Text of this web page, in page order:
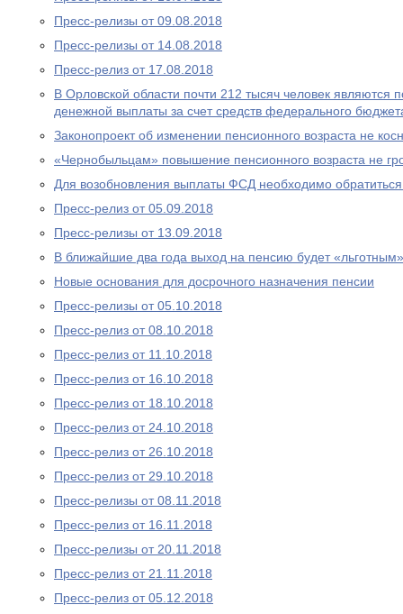
Пресс-релизы от 09.08.2018
Пресс-релизы от 14.08.2018
Пресс-релиз от 17.08.2018
В Орловской области почти 212 тысяч человек являются
денежной выплаты за счет средств федерального
Законопроект об изменении пенсионного возраста не
«Чернобыльцам» повышение пенсионного возраста не
Для возобновления выплаты ФСД необходимо
Пресс-релиз от 05.09.2018
Пресс-релизы от 13.09.2018
В ближайшие два года выход на пенсию будет «льготным»
Новые основания для досрочного назначения пенсии
Пресс-релизы от 05.10.2018
Пресс-релиз от 08.10.2018
Пресс-релиз от 11.10.2018
Пресс-релиз от 16.10.2018
Пресс-релиз от 18.10.2018
Пресс-релиз от 24.10.2018
Пресс-релиз от 26.10.2018
Пресс-релиз от 29.10.2018
Пресс-релизы от 08.11.2018
Пресс-релиз от 16.11.2018
Пресс-релизы от 20.11.2018
Пресс-релиз от 21.11.2018
Пресс-релиз от 05.12.2018